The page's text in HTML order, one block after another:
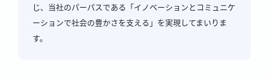
じ、当社のパーパスである「イノベーションとコミュニケ
ーションで社会の豊かさを支える」を実現してまいりま
す。